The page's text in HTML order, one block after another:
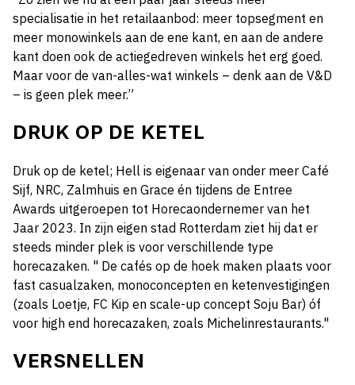
specialisatie in het retailaanbod: meer topsegment en
meer monowinkels aan de ene kant, en aan de andere
kant doen ook de actiegedreven winkels het erg goed.
Maar voor de van-alles-wat winkels – denk aan de V&D
– is geen plek meer.”
DRUK OP DE KETEL
Druk op de ketel; Hell is eigenaar van onder meer Café
Sijf, NRC, Zalmhuis en Grace én tijdens de Entree
Awards uitgeroepen tot Horecaondernemer van het
Jaar 2023. In zijn eigen stad Rotterdam ziet hij dat er
steeds minder plek is voor verschillende type
horecazaken. " De cafés op de hoek maken plaats voor
fast casualzaken, monoconcepten en ketenvestigingen
(zoals Loetje, FC Kip en scale-up concept Soju Bar) óf
voor high end horecazaken, zoals Michelinrestaurants."
VERSNELLEN